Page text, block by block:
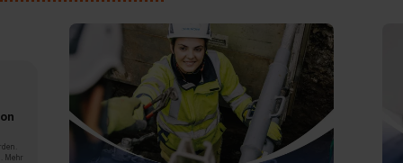
Mehr